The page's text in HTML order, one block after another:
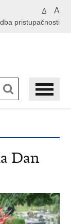
A A
pristupačnosti
Dan